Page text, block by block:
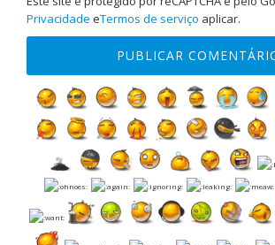
Privacidade eTermos de serviço aplicar.